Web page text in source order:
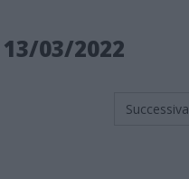
03/2022
Successiva